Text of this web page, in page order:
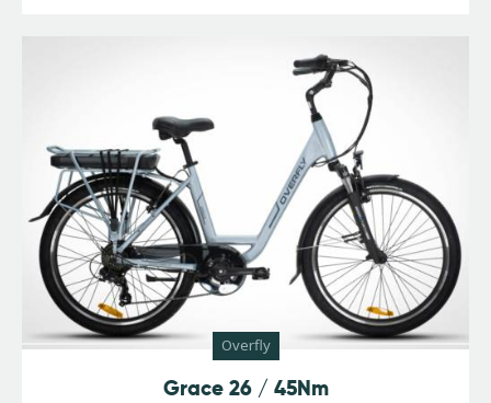
Overfly
Grace 26 / 45Nm